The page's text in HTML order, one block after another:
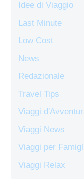
Idee di Viaggio
Last Minute
Low Cost
News
Redazionale
Travel Tips
Viaggi
Viaggi News
Viaggi per
Viaggi Relax